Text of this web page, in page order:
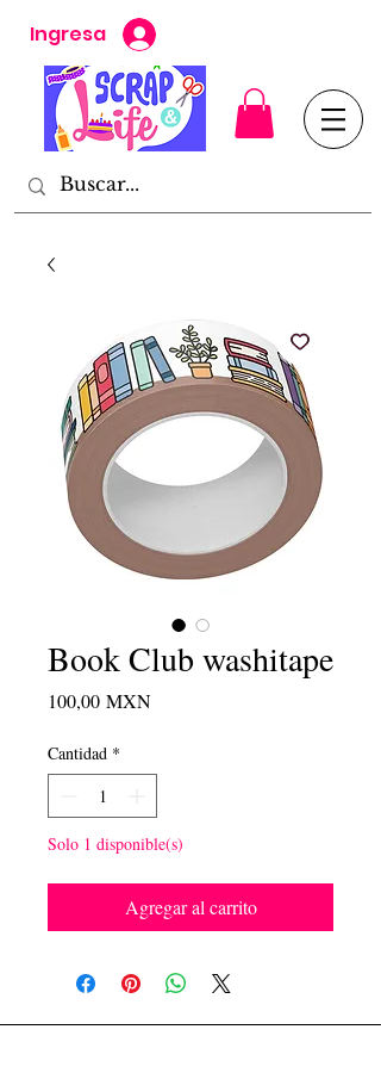
Ingresa
Book Club washitape
100,00 MXNPrecio
Cantidad *
Solo 1 disponible(s)
Agregar al carrito